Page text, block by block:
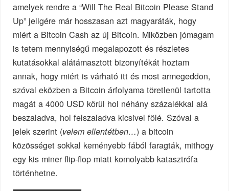
amelyek rendre a “Will The Real Bitcoin Please Stand
Up” jeligére már hosszasan azt magyaráták, hogy
miért a Bitcoin Cash az új Bitcoin. Miközben jómagam
is tetem mennyiségű megalapozott és részletes
kutatásokkal alátámasztott bizonyítékát hoztam
annak, hogy miért is várható itt és most armegeddon,
szóval eközben a Bitcoin árfolyama töretlenül tartotta
magát a 4000 USD körül hol néhány százalékkal alá
beszaladva, hol felszaladva kicsivel fölé. Szóval a
jelek szerint (velem ellentétben…) a bitcoin
közösséget sokkal keményebb fából faragták, mithogy
egy kis miner flip-flop miatt komolyabb katasztrófa
történhetne.